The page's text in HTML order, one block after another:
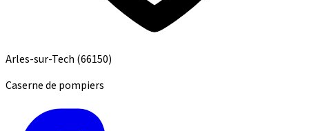
Arles-sur-Tech (66150)
Caserne de pompiers